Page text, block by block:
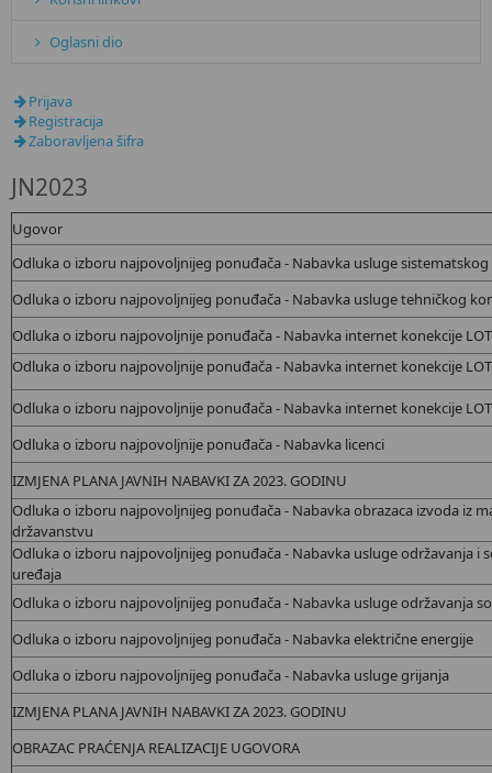
Oglasni dio
Prijava
Registracija
Zaboravljena šifra
JN2023
Ugovor
Odluka o izboru najpovoljnijeg ponuđača - Nabavka usluge
Odluka o izboru najpovoljnijeg ponuđača - Nabavka usluge tehničkog
Odluka o izboru najpovoljnije ponuđača - Nabavka internet konekcije
Odluka o izboru najpovoljnije ponuđača - Nabavka internet konekcije
Odluka o izboru najpovoljnije ponuđača - Nabavka internet konekcije
Odluka o izboru najpovoljnije ponuđača - Nabavka licenci
IZMJENA PLANA JAVNIH NABAVKI ZA 2023. GODINU
Odluka o izboru najpovoljnijeg ponuđača - Nabavkaobrazaca izvoda iz
državanstvu
Odluka o izboru najpovoljnijeg ponuđača - Nabavka usluge održavanja i
uređaja
Odluka o izboru najpovoljnijeg ponuđača - Nabavka usluge održavanja
Odluka o izboru najpovoljnijeg ponuđača - Nabavkaelektrične energije
Odluka o izboru najpovoljnijeg ponuđača - Nabavka usluge grijanja
IZMJENA PLANA JAVNIH NABAVKI ZA 2023. GODINU
OBRAZAC PRAĆENJA REALIZACIJE UGOVORA